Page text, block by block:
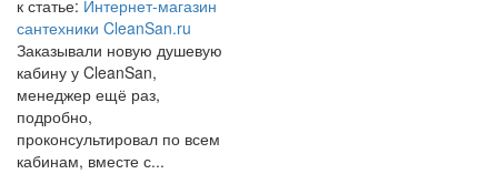
к статье: Интернет-магазин
сантехники CleanSan.ru
Заказывали новую душевую
кабину у CleanSan,
менеджер ещё раз,
подробно,
проконсультировал по всем
кабинам, вместе с...